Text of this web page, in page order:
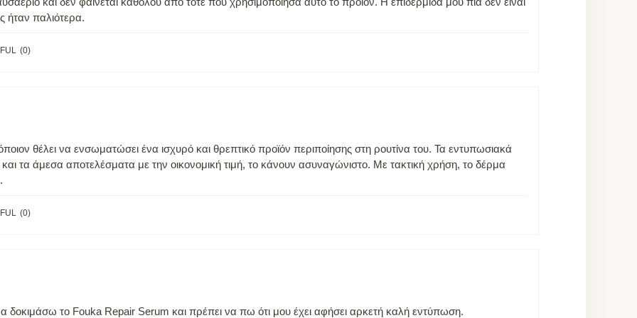
ήταν παλιότερα.
(0)
θέλει να ενσωματώσει ένα ισχυρό και θρεπτικό προϊόν περιποίησης στη ρουτίνα του. Τα εντυπωσιακά
τα άμεσα αποτελέσματα με την οικονομική τιμή, το κάνουν ασυναγώνιστο. Με τακτική χρήση, το δέρμα
(0)
δοκιμάσω το Fouka Repair Serum και πρέπει να πω ότι μου έχει αφήσει αρκετή καλή εντύπωση.